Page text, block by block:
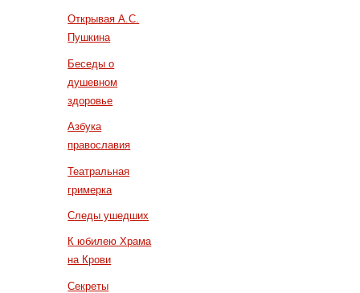
Открывая А.С.
Пушкина
Беседы о
душевном
здоровье
Азбука
православия
Театральная
гримерка
Следы ушедших
К юбилею Храма
на Крови
Секреты